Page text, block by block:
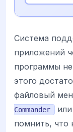
Система
приложений
программы
этого
файловый
Commander
или
помнить, что